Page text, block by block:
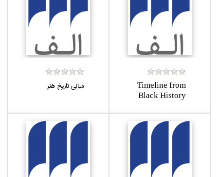
Timeline from
Black History
مباني تاريخ هنر